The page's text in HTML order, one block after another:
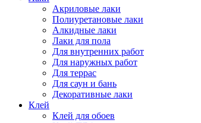
Акриловые лаки
Полиуретановые лаки
Алкидные лаки
Лаки для пола
Для внутренних работ
Для наружных работ
Для террас
Для саун и бань
Декоративные лаки
Клей
Клей для обоев